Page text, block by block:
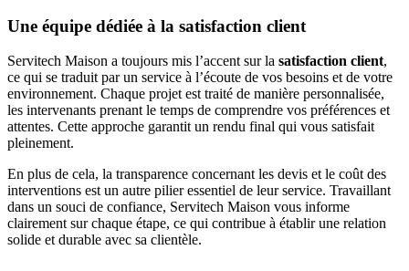
Une équipe dédiée à la satisfaction client
Servitech Maison a toujours mis l’accent sur la satisfaction client,
ce qui se traduit par un service à l’écoute de vos besoins et de votre
environnement. Chaque projet est traité de manière personnalisée,
les intervenants prenant le temps de comprendre vos préférences et
attentes. Cette approche garantit un rendu final qui vous satisfait
pleinement.
En plus de cela, la transparence concernant les devis et le coût des
interventions est un autre pilier essentiel de leur service. Travaillant
dans un souci de confiance, Servitech Maison vous informe
clairement sur chaque étape, ce qui contribue à établir une relation
solide et durable avec sa clientèle.